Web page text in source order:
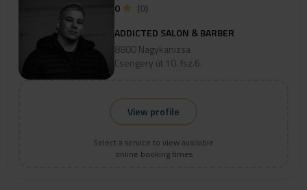
View profile
Select a service to view available
online booking times
0
(0)
ADDICTED SALON & BARBER
8800 Nagykanizsa
Csengery út 10. fsz.6.